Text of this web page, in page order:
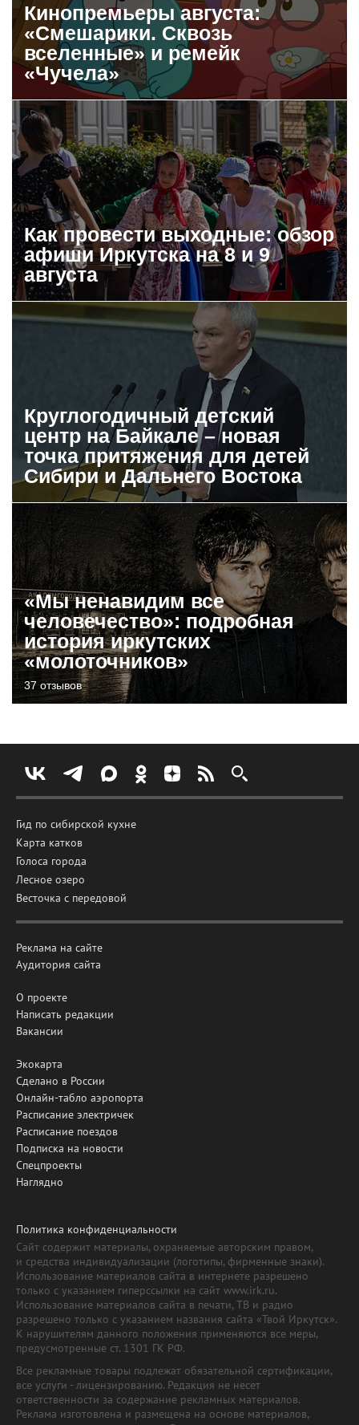
Кинопремьеры августа:
«Смешарики. Сквозь
вселенные» и ремейк
«Чучела»
Как провести выходные: обзор
афиши Иркутска на 8 и 9
августа
Круглогодичный детский
центр на Байкале – новая
точка притяжения для детей
Сибири и Дальнего Востока
«Мы ненавидим все
человечество»: подробная
история иркутских
«молоточников»
37 отзывов
Гид по сибирской кухне
Карта катков
Голоса города
Лесное озеро
Весточка с передовой
Реклама на сайте
Аудитория сайта
О проекте
Написать редакции
Вакансии
Экокарта
Сделано в России
Онлайн-табло аэропорта
Расписание электричек
Расписание поездов
Подписка на новости
Спецпроекты
Наглядно
Политика конфиденциальности
Сайт содержит материалы, охраняемые авторским правом,
и средства индивидуализации (логотипы, фирменные знаки).
Использование материалов сайта в интернете разрешено
только с указанием гиперссылки на сайт www.irk.ru.
Использование материалов сайта в печати, ТВ и радио
разрешено только с указанием названия сайта «Твой Иркутск».
К нарушителям данного положения применяются все меры,
предусмотренные ст. 1301 ГК РФ.
Все рекламные товары подлежат обязательной сертификации,
все услуги - лицензированию. Редакция не несет
ответственности за содержание рекламных материалов.
Реклама изготовлена и размещена на основе материалов,